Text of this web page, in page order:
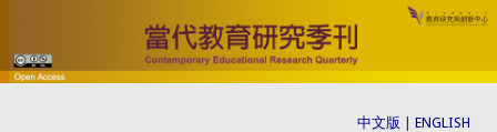
中文版 ENGLISH